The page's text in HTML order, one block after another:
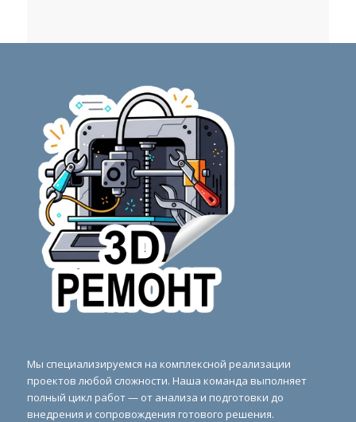
Мы специализируемся на комплексной реализации
проектов любой сложности. Наша команда выполняет
полный цикл работ — от анализа и подготовки до
внедрения и сопровождения готового решения.